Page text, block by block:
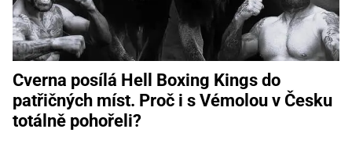
Cverna posílá Hell Boxing Kings do
patřičných míst. Proč i s Vémolou v Česku
totálně pohořeli?